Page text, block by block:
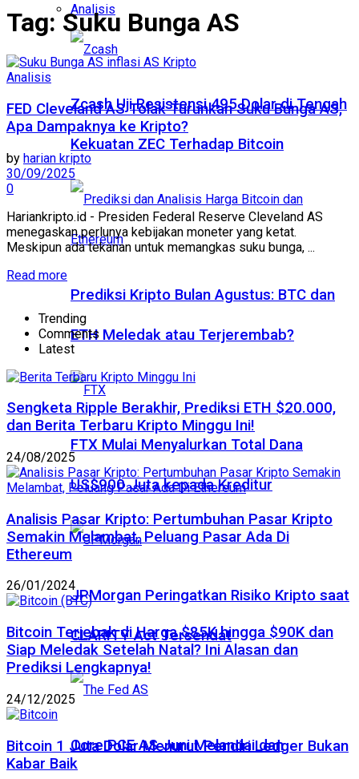
Analisis
Zcash Uji Resistensi 495 Dolar di Tengah
Kekuatan ZEC Terhadap Bitcoin
Prediksi Kripto Bulan Agustus: BTC dan
ETH Meledak atau Terjerembab?
FTX Mulai Menyalurkan Total Dana
US$900 Juta kepada Kreditur
JPMorgan Peringatkan Risiko Kripto saat
CLARITY Act Tersendat
Core PCE AS Juni Melandai dan
Tag:Suku Bunga AS
Analisis
FED Cleveland AS Tolak Turunkan Suku Bunga AS,
Apa Dampaknya ke Kripto?
by harian kripto
30/09/2025
0
Hariankripto.id - Presiden Federal Reserve Cleveland AS
menegaskan perlunya kebijakan moneter yang ketat.
Meskipun ada tekanan untuk memangkas suku bunga, ...
Read more
Trending
Comments
Latest
Sengketa Ripple Berakhir, Prediksi ETH $20.000,
dan Berita Terbaru Kripto Minggu Ini!
24/08/2025
Analisis Pasar Kripto: Pertumbuhan Pasar Kripto
Semakin Melambat, Peluang Pasar Ada Di
Ethereum
26/01/2024
Bitcoin Terjebak di Harga $85K hingga $90K dan
Siap Meledak Setelah Natal? Ini Alasan dan
Prediksi Lengkapnya!
24/12/2025
Bitcoin 1 Juta Dolar Menurut Pendiri Ledger Bukan
Kabar Baik